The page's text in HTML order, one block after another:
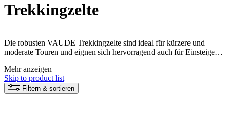
Trekkingzelte
Die robusten VAUDE Trekkingzelte sind ideal für kürzere und
moderate Touren und eignen sich hervorragend auch für Einsteiger.
eine zuverlässige und bequeme Unterkunft für dein Trekking-
Abenteuer. Kröne deine Wander-, Trekking- und Radreisen mit
einem Trekkingzelt, das nicht nur schnell aufzubauen und
Mehr anzeigen
Skip to product list
Filtern & sortieren